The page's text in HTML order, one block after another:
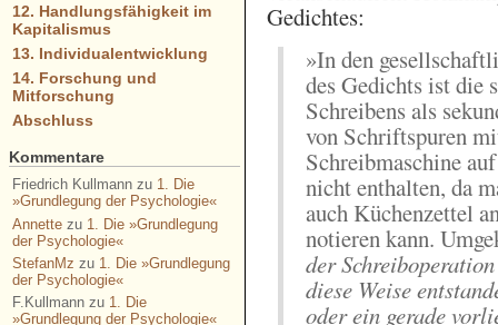
Gedichtes:
» In den
des Gedichts ist die
Schreibens als
von Schriftspuren
Schreibmaschine
nicht enthalten, da
auch Küchenzettel
notieren kann.
der
diese Weise
oder ein gerade
12. Handlungsfähigkeit im
Kapitalismus
13. Individualentwicklung
14. Forschung und
Mitforschung
Abschluss
Kommentare
Friedrich Kullmannzu 1. Die
»Grundlegung der Psychologie«
Annettezu 1. Die »Grundlegung
der Psychologie«
StefanMz zu 1. Die »Grundlegung
der Psychologie«
F.Kullmannzu 1. Die
»Grundlegung der Psychologie«